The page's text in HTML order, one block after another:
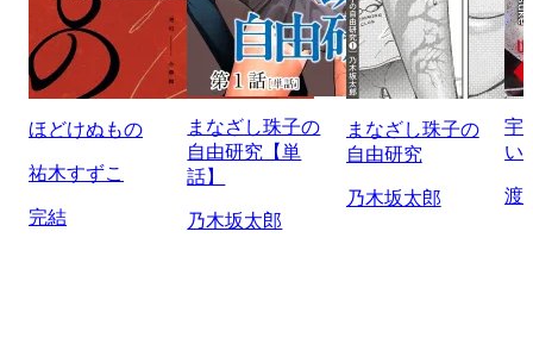
ほどけぬもの
祐木すずこ
完結
まなざし珠子の
自由研究【単
話】
乃木坂太郎
まなざし珠子の
自由研究
乃木坂太郎
宇
い
渡